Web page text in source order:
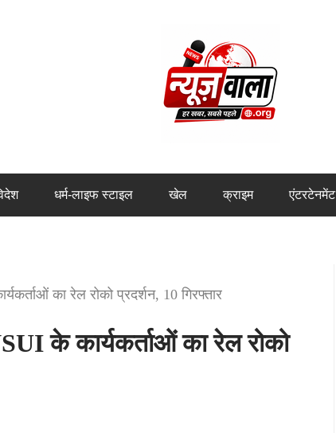
धर्म-लाइफ स्टाइल खेल क्राइम एंटरटेनमेंट
का रेल रोको प्रदर्शन, 10 गिरफ्तार
के कार्यकर्ताओं का रेल रोको